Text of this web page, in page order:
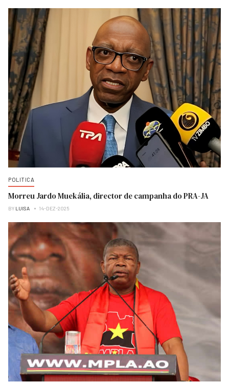
POLITICA
Morreu Jardo Muekália, director de campanha do PRA-JA
BY LUISA 14-DEZ-2025